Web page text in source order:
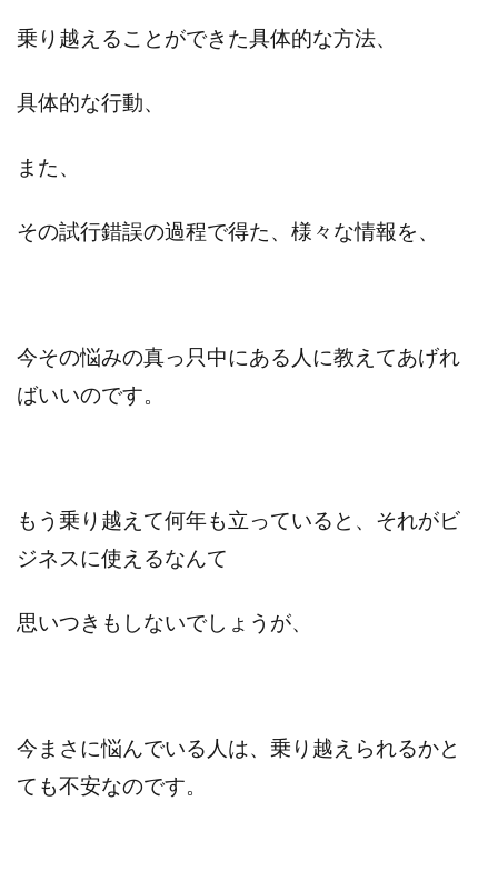
乗り越えることができた具体的な方法、
具体的な行動、
また、
その試行錯誤の過程で得た、様々な情報を、
今その悩みの真っ只中にある人に教えてあげれ
ばいいのです。
もう乗り越えて何年も立っていると、それがビ
ジネスに使えるなんて
思いつきもしないでしょうが、
今まさに悩んでいる人は、乗り越えられるかと
ても不安なのです。